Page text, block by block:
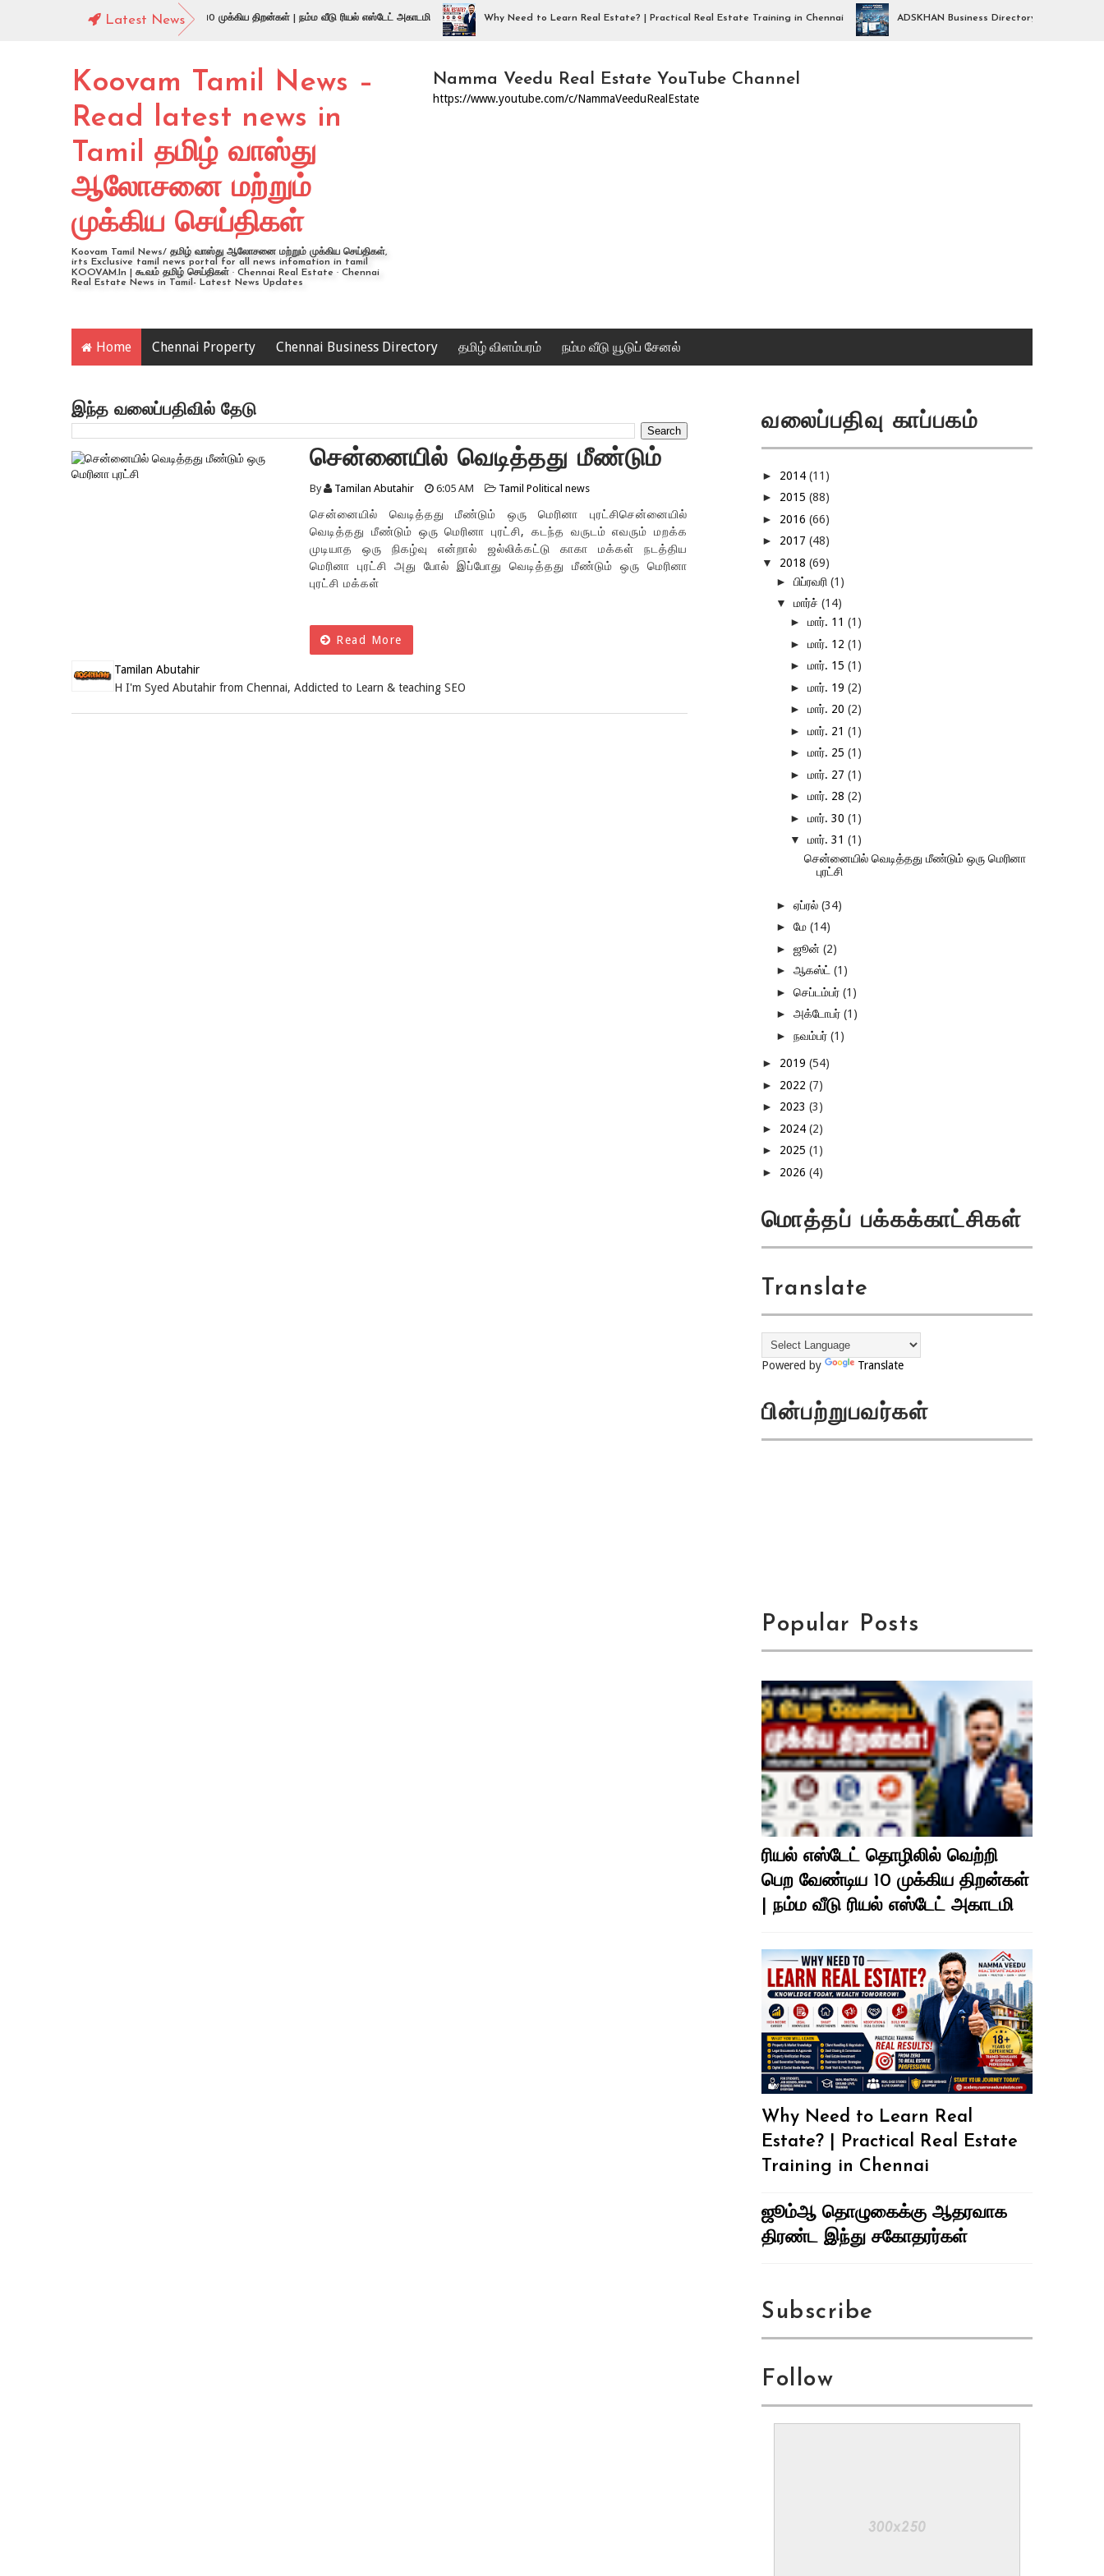
Latest News
தொழிலில் வெற்றி பெற வேண்டிய 10 முக்கிய திறன்கள் | நம்ம வீடு ரியல் எஸ்டேட் அகாடமி Why Need to Learn Real Estate? | Practical Real Estate Training in Chennai ADSKHAN Business Directory Launch – Chennai
Koovam Tamil News –
Read latest news in
Tamil தமிழ் வாஸ்து
ஆலோசனை மற்றும்
முக்கிய செய்திகள்
Koovam Tamil News/ தமிழ் வாஸ்து ஆலோசனை மற்றும் முக்கிய செய்திகள்,
irts Exclusive tamil news portal for all news infomation in tamil
KOOVAM.In | கூவம் தமிழ் செய்திகள் · Chennai Real Estate · Chennai
Real Estate News in Tamil- Latest News Updates
Namma Veedu Real Estate YouTube Channel
https://www.youtube.com/c/NammaVeeduRealEstate
Home Chennai Property Chennai Business Directory தமிழ் விளம்பரம் நம்ம வீடு யூடுப் சேனல்
இந்த வலைப்பதிவில் தேடு
சென்னையில் வெடித்தது மீண்டும்
ஒரு மெரினா புரட்சி
By Tamilan Abutahir 6:05 AM Tamil Political news
சென்னையில் வெடித்தது மீண்டும் ஒரு மெரினா புரட்சிசென்னையில்
வெடித்தது மீண்டும் ஒரு மெரினா புரட்சி, கடந்த வருடம் எவரும் மறக்க
முடியாத ஒரு நிகழ்வு என்றால் ஜல்லிக்கட்டு காகா மக்கள் நடத்திய
மெரினா புரட்சி அது போல் இப்போது வெடித்தது மீண்டும் ஒரு மெரினா
புரட்சி மக்கள்
Read More
Tamilan Abutahir
H I'm Syed Abutahir from Chennai, Addicted to Learn & teaching SEO
வலைப்பதிவு காப்பகம்
► 2014 (11)
► 2015 (88)
► 2016 (66)
► 2017 (48)
▼ 2018 (69)
► பிப்ரவரி (1)
▼ மார்ச் (14)
► மார். 11 (1)
► மார். 12 (1)
► மார். 15 (1)
► மார். 19 (2)
► மார். 20 (2)
► மார். 21 (1)
► மார். 25 (1)
► மார். 27 (1)
► மார். 28 (2)
► மார். 30 (1)
▼ மார். 31 (1)
சென்னையில் வெடித்தது மீண்டும் ஒரு மெரினா
புரட்சி
► ஏப்ரல் (34)
► மே (14)
► ஜூன் (2)
► ஆகஸ்ட் (1)
► செப்டம்பர் (1)
► அக்டோபர் (1)
► நவம்பர் (1)
► 2019 (54)
► 2022 (7)
► 2023 (3)
► 2024 (2)
► 2025 (1)
► 2026 (4)
மொத்தப் பக்கக்காட்சிகள்
Translate
Powered by Translate
பின்பற்றுபவர்கள்
Popular Posts
ரியல் எஸ்டேட் தொழிலில் வெற்றி
பெற வேண்டிய 10 முக்கிய திறன்கள்
| நம்ம வீடு ரியல் எஸ்டேட் அகாடமி
Why Need to Learn Real
Estate? | Practical Real Estate
Training in Chennai
ஜூம்ஆ தொழுகைக்கு ஆதரவாக
திரண்ட இந்து சகோதரர்கள்
Subscribe
Follow